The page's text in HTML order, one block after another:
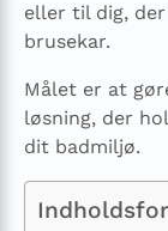
eller til dig,
brusekar.
Målet er at
løsning, der
dit badmiljø.